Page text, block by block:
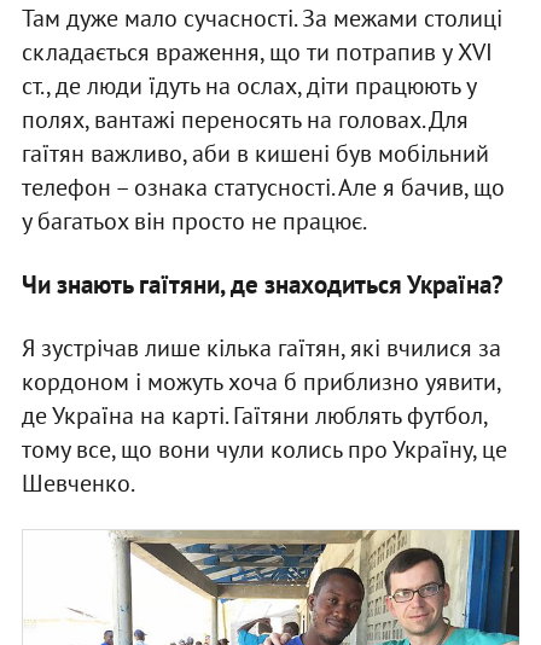
Там дуже мало сучасності. За межами столиці
складається враження, що ти потрапив у XVI
ст., де люди їдуть на ослах, діти працюють у
полях, вантажі переносять на головах. Для
гаїтян важливо, аби в кишені був мобільний
телефон – ознака статусності. Але я бачив, що
у багатьох він просто не працює.
Чи знають гаїтяни, де знаходиться Україна?
Я зустрічав лише кілька гаїтян, які вчилися за
кордоном і можуть хоча б приблизно уявити,
де Україна на карті. Гаїтяни люблять футбол,
тому все, що вони чули колись про Україну, це
Шевченко.